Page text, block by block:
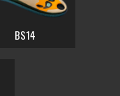
BS14